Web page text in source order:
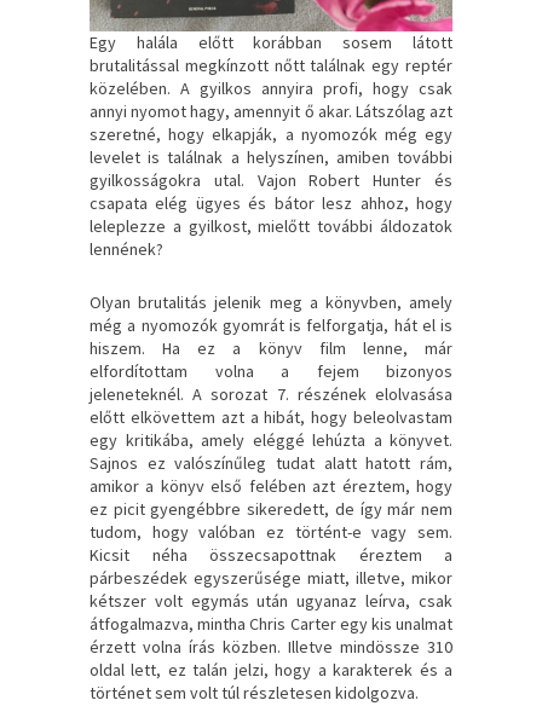
Egy halála előtt korábban sosem látott
brutalitással megkínzott nőtt találnak egy reptér
közelében. A gyilkos annyira profi, hogy csak
annyi nyomot hagy, amennyit ő akar. Látszólag azt
szeretné, hogy elkapják, a nyomozók még egy
levelet is találnak a helyszínen, amiben további
gyilkosságokra utal. Vajon Robert Hunter és
csapata elég ügyes és bátor lesz ahhoz, hogy
leleplezze a gyilkost, mielőtt további áldozatok
lennének?
Olyan brutalitás jelenik meg a könyvben, amely
még a nyomozók gyomrát is felforgatja, hát el is
hiszem. Ha ez a könyv film lenne, már
elfordítottam volna a fejem bizonyos
jeleneteknél. A sorozat 7. részének elolvasása
előtt elkövettem azt a hibát, hogy beleolvastam
egy kritikába, amely eléggé lehúzta a könyvet.
Sajnos ez valószínűleg tudat alatt hatott rám,
amikor a könyv első felében azt éreztem, hogy
ez picit gyengébbre sikeredett, de így már nem
tudom, hogy valóban ez történt-e vagy sem.
Kicsit néha összecsapottnak éreztem a
párbeszédek egyszerűsége miatt, illetve, mikor
kétszer volt egymás után ugyanaz leírva, csak
átfogalmazva, mintha Chris Carter egy kis unalmat
érzett volna írás közben. Illetve mindössze 310
oldal lett, ez talán jelzi, hogy a karakterek és a
történet sem volt túl részletesen kidolgozva.